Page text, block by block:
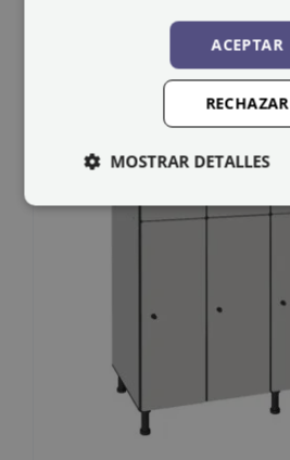
ACEPTAR
RECHAZAR
MOSTRAR DETALLES